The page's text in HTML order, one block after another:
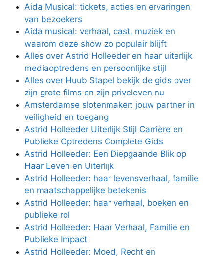
Aida Musical: tickets, acties en ervaringen
van bezoekers
Aida musical: verhaal, cast, muziek en
waarom deze show zo populair blijft
Alles over Astrid Holleeder en haar uiterlijk
mediaoptredens en persoonlijke stijl
Alles over Huub Stapel bekijk de gids over
zijn grote films en zijn priveleven nu
Amsterdamse slotenmaker: jouw partner in
veiligheid en toegang
Astrid Holleeder Uiterlijk Stijl Carrière en
Publieke Optredens Complete Gids
Astrid Holleeder: Een Diepgaande Blik op
Haar Leven en Uiterlijk
Astrid Holleeder: haar levensverhaal, familie
en maatschappelijke betekenis
Astrid Holleeder: haar verhaal, boeken en
publieke rol
Astrid Holleeder: Haar Verhaal, Familie en
Publieke Impact
Astrid Holleeder: Moed, Recht en